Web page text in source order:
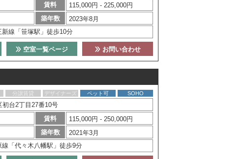
賃料
115,000円 - 225,000円
築年数
2023年8月
線「笹塚駅」徒歩10分
お問い合わせ
空室一覧ページ
分譲賃貸 デザイナーズ ペット可 SOHO
初台2丁目27番10号
賃料
115,000円 - 250,000円
築年数
2021年3月
「代々木八幡駅」徒歩9分